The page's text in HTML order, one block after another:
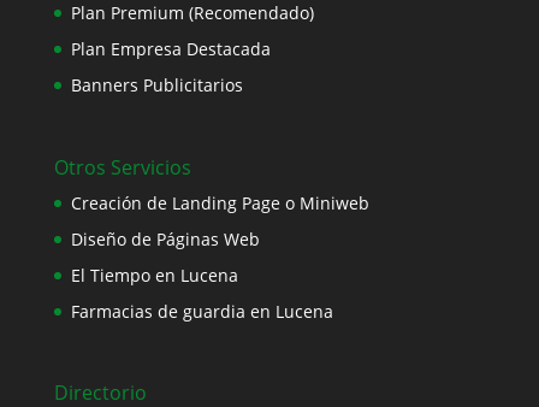
Plan Premium (Recomendado)
Plan Empresa Destacada
Banners Publicitarios
Otros Servicios
Creación de Landing Page o Miniweb
Diseño de Páginas Web
El Tiempo en Lucena
Farmacias de guardia en Lucena
Directorio